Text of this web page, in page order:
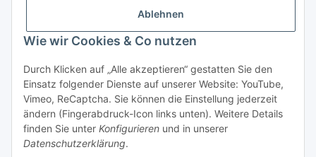
Ablehnen
Wie wir Cookies & Co nutzen
Durch Klicken auf „Alle akzeptieren“ gestatten Sie den
Einsatz folgender Dienste auf unserer Website: YouTube,
Vimeo, ReCaptcha. Sie können die Einstellung jederzeit
ändern (Fingerabdruck-Icon links unten). Weitere Details
finden Sie unter Konfigurieren und in unserer
Datenschutzerklärung.
Gesetzliche Informationen
Vertrag widerrufen
* Alle Preise inkl. gesetzlicher USt., zzgl.